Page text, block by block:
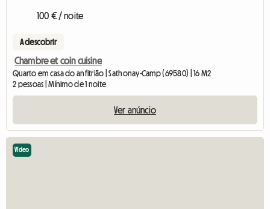
100 € / noite
A descobrir
Chambre et coin cuisine
Quarto em casa do anfitrião | Sathonay-Camp (69580) | 16 M2
2 pessoas | Mínimo de 1 noite
Ver anúncio
Vídeo